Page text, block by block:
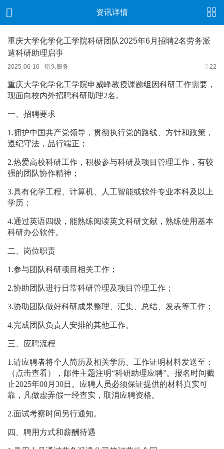
资讯详情
重庆大学化学化工学院科研团队2025年6月招聘2名劳务派
遣科研助理启事
2025-06-16 猎头服务 22
重庆大学化学化工学院申威峰教授课题组因科研工作需要，
现面向校内外招聘科研助理2名。
一、招聘要求
1.拥护中国共产党领导，贯彻执行党的路线、方针和政策，
遵纪守法，品行端正；
2.热爱高校科研工作，积极参与科研及项目管理工作，有较
强的团队协作精神；
3.具有化学工程、计算机、人工智能或软件专业本科及以上
学历；
4.通过英语四级，能熟练阅读英文科研文献，熟练使用基本
科研办公软件。
二、岗位职责
1.参与团队科研项目相关工作；
2.协助团队进行日常科研管理及项目管理工作；
3.协助团队做好科研成果整理、汇集、总结、发表等工作；
4.完成团队负责人安排的其他工作。
三、应聘流程
1.请应聘者将个人简历及相关学历、工作证明材料发送至：
（点击查看）
， 邮件主题注明“科研助理应聘”。报名时间截
止2025年08月 30日。应聘人员必须保证提供的材料真实可
靠，凡做虚弄假一经查实，取消应聘资格。
2.面试考察时间另行通知。
四、聘用方式和薪酬待遇